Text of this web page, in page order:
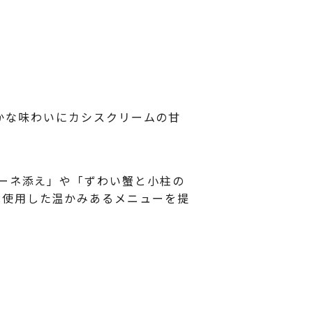
味わいにカシスクリームの甘
ネ添え」や「ずわい蟹と小柱の
用した温かみあるメニューを提